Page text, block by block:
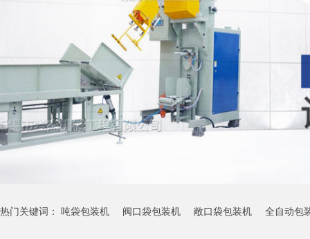
热门关键词： 吨袋包装机 阀口袋包装机 敞口袋包装机 全自动包